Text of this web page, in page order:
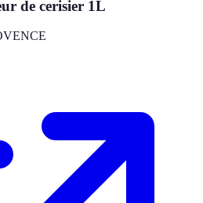
de cerisier 1L